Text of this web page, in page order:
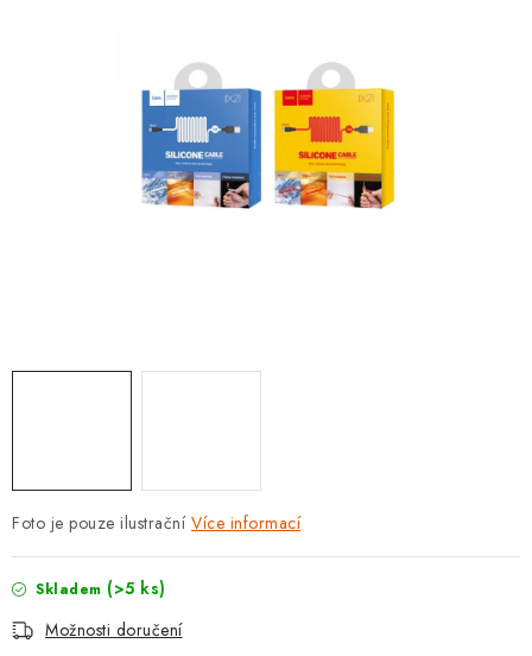
BRAŠNY NA NOTEBOOKY
POUZDRA, OBALY NA APPLE AIRPODS
HODNOCENÍ OBCHODU
VRÁCENÍ ZBOŽÍ A REKLAMACE
Jak nakupovat
Obchodní podmínky
Foto je pouze ilustrační Více informací
Skladem (>5 ks)
Možnosti doručení